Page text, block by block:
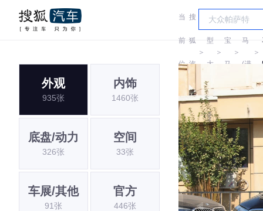
当
前
位
置:
搜
狐
汽
车
＞
车
型
大
全
＞
宝
马
＞
宝
马
(进
口)
＞
外观
935张
内饰
1460张
底盘/动力
326张
空间
33张
车展/其他
91张
官方
446张